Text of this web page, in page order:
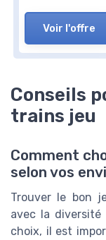
Voir l'offre
Conseils
trains jeu
Comment
selon vos
Trouver le bon
avec la diversité
choix, il est